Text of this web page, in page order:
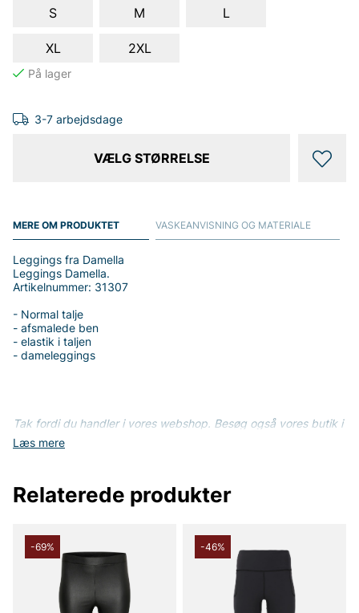
S
M L
XL 2XL
3-7 arbejdsdage
VÆLG STØRRELSE
MERE OM PRODUKTET
Læs mere
Leggings fra Damella
Leggings Damella.
Artikelnummer: 31307
- Normal talje
- afsmalede ben
- elastik i taljen
- dameleggings
Tak fordi du handler i vores webshop. Besøg også vores butik i
Vingåker.
VASKEANVISNING OG MATERIALE
Relaterede produkter
-69% -46%